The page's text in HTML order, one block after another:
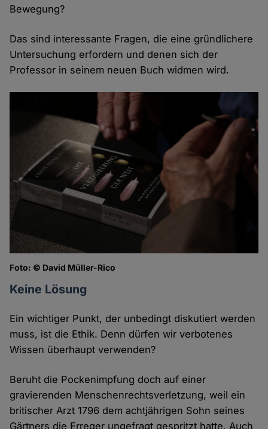
Bewegung?
Das sind interessante Fragen, die eine gründlichere
Untersuchung erfordern und denen sich der
Professor in seinem neuen Buch widmen wird.
Foto: © David Müller-Rico
Keine Lösung
Ein wichtiger Punkt, der unbedingt diskutiert werden
muss, ist die Ethik. Denn dürfen wir verbotenes
Wissen überhaupt verwenden?
Beruht die Pockenimpfung doch auf einer
gravierenden Menschenrechtsverletzung, weil ein
britischer Arzt 1796 dem achtjährigen Sohn seines
Gärtners die Erreger ungefragt gespritzt hatte. Auch